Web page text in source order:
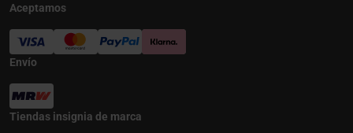
Aceptamos
Envío
Tiendas insignia de marca